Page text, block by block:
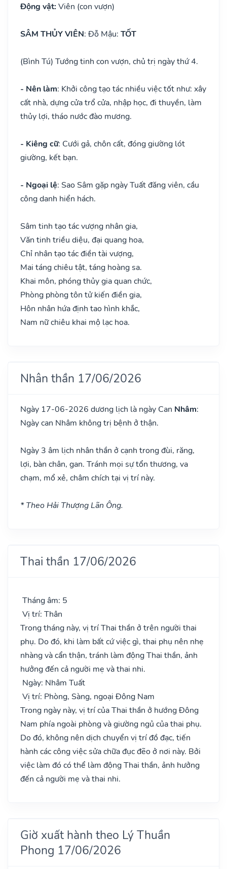
Động vật: Viên (con vượn)
SÂM THỦY VIÊN: Đỗ Mậu: TỐT
(Bình Tú) Tướng tinh con vượn, chủ trị ngày thứ 4.
- Nên làm: Khởi công tạo tác nhiều việc tốt như: xây
cất nhà, dựng cửa trổ cửa, nhập học, đi thuyền, làm
thủy lợi, tháo nước đào mương.
- Kiêng cữ: Cưới gả, chôn cất, đóng giường lót
giường, kết bạn.
- Ngoại lệ: Sao Sâm gặp ngày Tuất đăng viên, cầu
công danh hiển hách.
Sâm tinh tạo tác vượng nhân gia,
Văn tinh triều diệu, đại quang hoa,
Chỉ nhân tạo tác điền tài vượng,
Mai táng chiêu tật, táng hoàng sa.
Khai môn, phóng thủy gia quan chức,
Phòng phòng tôn tử kiến điền gia,
Hôn nhân hứa định tao hình khắc,
Nam nữ chiêu khai mộ lạc hoa.
Nhân thần 17/06/2026
Ngày 17-06-2026 dương lịch là ngày Can Nhâm:
Ngày can Nhâm không trị bệnh ở thận.
Ngày 3 âm lịch nhân thần ở cạnh trong đùi, răng,
lợi, bàn chân, gan. Tránh mọi sự tổn thương, va
chạm, mổ xẻ, châm chích tại vị trí này.
* Theo Hải Thượng Lãn Ông.
Thai thần 17/06/2026
Tháng âm: 5
Vị trí: Thân
Trong tháng này, vị trí Thai thần ở trên người thai
phụ. Do đó, khi làm bất cứ việc gì, thai phụ nên nhẹ
nhàng và cẩn thận, tránh làm động Thai thần, ảnh
hưởng đến cả người mẹ và thai nhi.
Ngày: Nhâm Tuất
Vị trí: Phòng, Sàng, ngoại Đông Nam
Trong ngày này, vị trí của Thai thần ở hướng Đông
Nam phía ngoài phòng và giường ngủ của thai phụ.
Do đó, không nên dịch chuyển vị trí đồ đạc, tiến
hành các công việc sửa chữa đục đẽo ở nơi này. Bởi
việc làm đó có thể làm động Thai thần, ảnh hưởng
đến cả người mẹ và thai nhi.
Giờ xuất hành theo Lý Thuần
Phong 17/06/2026